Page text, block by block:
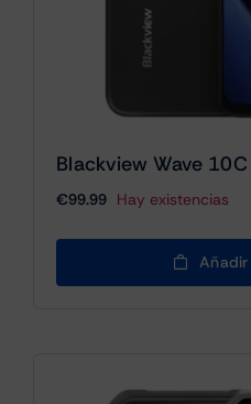
Blackview Wave
€99.99 Hay existencias